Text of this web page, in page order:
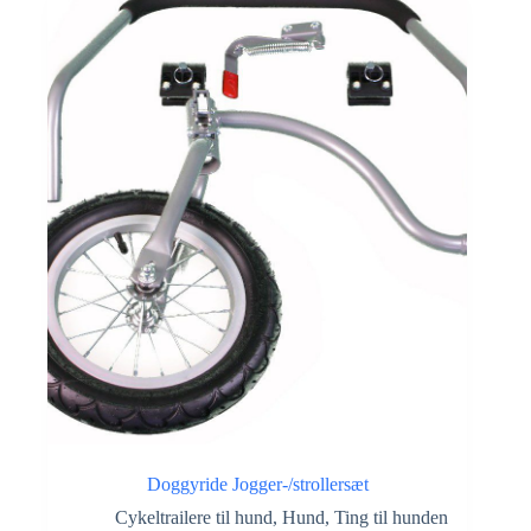
Doggyride Jogger-/strollersæt
Cykeltrailere til hund, Hund, Ting til hunden